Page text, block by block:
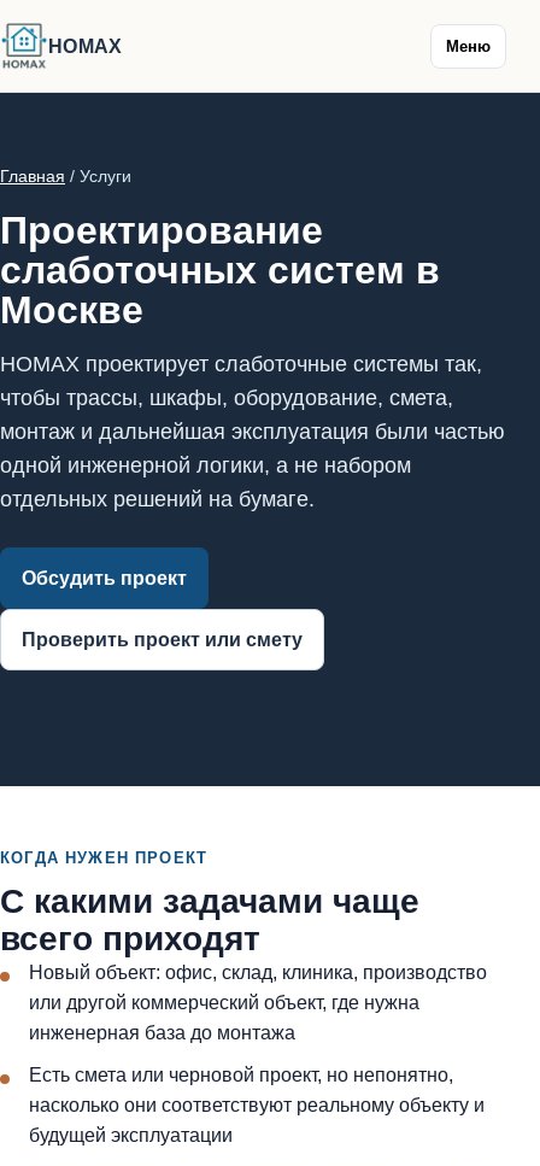
HOMAX Меню
Главная / Услуги
Проектирование
слаботочных систем в
Москве
HOMAX проектирует слаботочные системы так,
чтобы трассы, шкафы, оборудование, смета,
монтаж и дальнейшая эксплуатация были частью
одной инженерной логики, а не набором
отдельных решений на бумаге.
Обсудить проект
Проверить проект или смету
КОГДА НУЖЕН ПРОЕКТ
С какими задачами чаще
всего приходят
Новый объект: офис, склад, клиника, производство
или другой коммерческий объект, где нужна
инженерная база до монтажа
Есть смета или черновой проект, но непонятно,
насколько они соответствуют реальному объекту и
будущей эксплуатации